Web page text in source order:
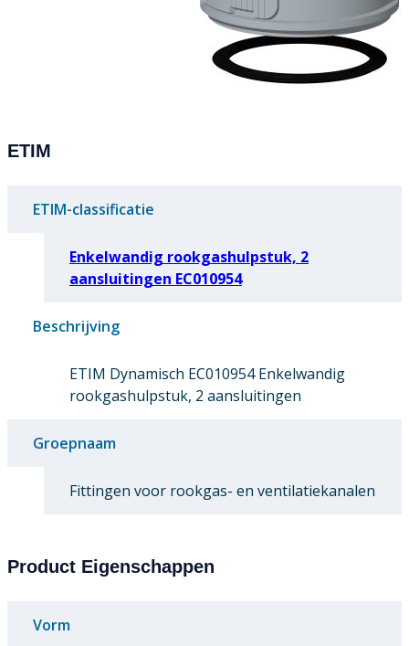
ETIM
ETIM-classificatie
Enkelwandig rookgashulpstuk, 2
aansluitingen EC010954
Beschrijving
ETIM Dynamisch EC010954 Enkelwandig
rookgashulpstuk, 2 aansluitingen
Groepnaam
Fittingen voor rookgas- en ventilatiekanalen
Product Eigenschappen
Vorm